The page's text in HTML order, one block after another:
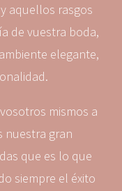
aquellos rasgos
de vuestra boda,
elegante,
mismos a
nuestra gran
que es lo que
siempre el éxito